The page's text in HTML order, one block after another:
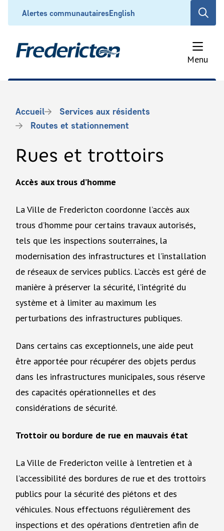
principal
Header
Alertes communautairesEnglish
Open
search
form
Menu
Fil
d'Ariane
Accueil
Services aux résidents
Routes et stationnement
Rues et trottoirs
Accès aux trous d’homme
La Ville de Fredericton coordonne l’accès aux
trous d’homme pour certains travaux autorisés,
tels que les inspections souterraines, la
modernisation des infrastructures et l’installation
de réseaux de services publics. L’accès est géré de
manière à préserver la sécurité, l’intégrité du
système et à limiter au maximum les
perturbations des infrastructures publiques.
Dans certains cas exceptionnels, une aide peut
être apportée pour récupérer des objets perdus
dans les infrastructures municipales, sous réserve
des capacités opérationnelles et des
considérations de sécurité.
Trottoir ou bordure de rue en mauvais état
La Ville de Fredericton veille à l’entretien et à
l’accessibilité des bordures de rue et des trottoirs
publics pour la sécurité des piétons et des
véhicules. Nous effectuons régulièrement des
inspections et des opérations d’entretien afin de